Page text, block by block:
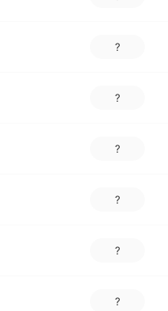
?
?
?
?
?
?